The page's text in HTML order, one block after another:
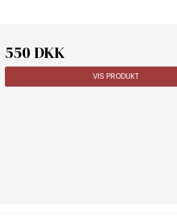
550 DKK
VIS PRODUKT